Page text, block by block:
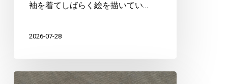
袖を着てしばらく絵を描いてい…
2026-07-28
『お